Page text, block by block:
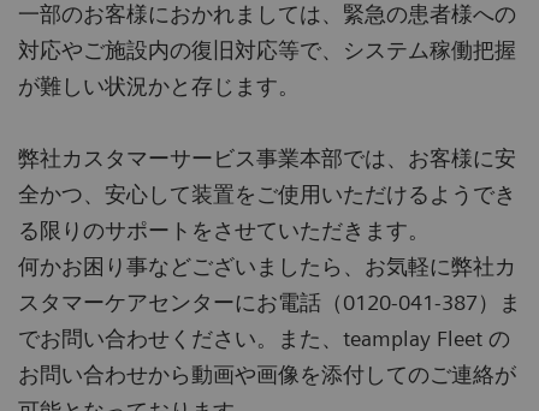
一部のお客様におかれましては、緊急の患者様への
対応やご施設内の復旧対応等で、システム稼働把握
が難しい状況かと存じます。
弊社カスタマーサービス事業本部では、お客様に安
全かつ、安心して装置をご使用いただけるようでき
る限りのサポートをさせていただきます。
何かお困り事などございましたら、お気軽に弊社カ
スタマーケアセンターにお電話（0120-041-387）ま
でお問い合わせください。また、teamplay Fleet の
お問い合わせから動画や画像を添付してのご連絡が